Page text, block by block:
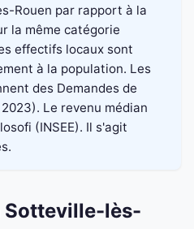
Rouen par rapport à la
la même catégorie
effectifs locaux sont
à la population. Les
des Demandes de
Le revenu médian
(INSEE). Il s'agit
Sotteville-lès-